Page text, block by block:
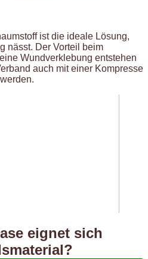
ist die ideale Lösung,
nässt. Der Vorteil beim
Wundverklebung entstehen
auch mit einer Kompresse
eignet sich